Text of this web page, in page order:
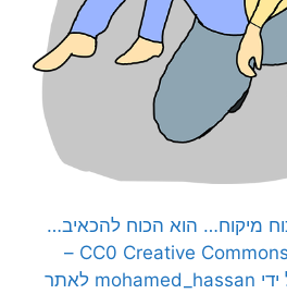
מיקוח… הוא הכוח להכאיב…
תמונה חופשית – CC0 Creative Commons –
שעוצבה והועלתה על ידי mohamed_hassan לאתר